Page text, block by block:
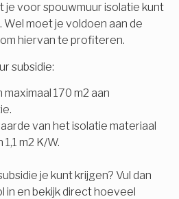
je voor spouwmuur isolatie kunt
Wel moet je voldoen aan de
hiervan te profiteren.
subsidie:
maximaal 170 m2 aan
van het isolatie materiaal
m2 K/W.
je kunt krijgen? Vul dan
in en bekijk direct hoeveel